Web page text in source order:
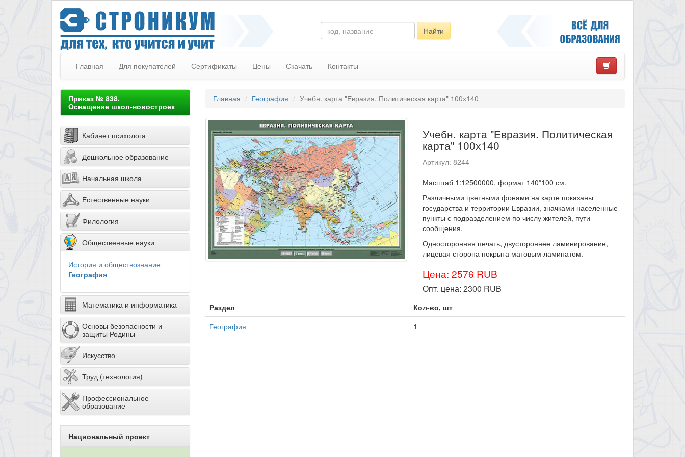
Найти
Главная Для покупателей Сертификаты Цены Скачать Контакты
Приказ № 838.
Оснащение школ-новостроек
Кабинет психолога
Дошкольное образование
Начальная школа
Естественные науки
Филология
Общественные науки
История и обществознание
География
Математика и информатика
Основы безопасности и
защиты Родины
Искусство
Труд (технология)
Профессиональное
образование
Национальный проект
Главная География Учебн. карта "Евразия. Политическая карта" 100х140
Учебн. карта "Евразия. Политическая
карта" 100х140
Артикул: 8244
Масштаб 1:12500000, формат 140*100 см.
Различными цветными фонами на карте показаны
государства и территории Евразии, значками населенные
пункты с подразделением по числу жителей, пути
сообщения.
Односторонняя печать, двустороннее ламинирование,
лицевая сторона покрыта матовым ламинатом.
Цена: 2576 RUB
Опт. цена:2300 RUB
Раздел
Кол-во, шт
География
1